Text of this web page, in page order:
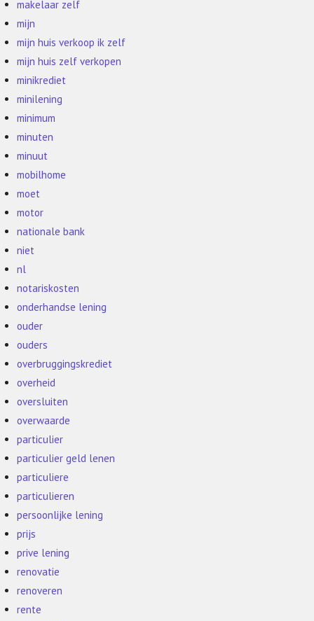
makelaar zelf
mijn
mijn huis verkoop ik zelf
mijn huis zelf verkopen
minikrediet
minilening
minimum
minuten
minuut
mobilhome
moet
motor
nationale bank
niet
nl
notariskosten
onderhandse lening
ouder
ouders
overbruggingskrediet
overheid
oversluiten
overwaarde
particulier
particulier geld lenen
particuliere
particulieren
persoonlijke lening
prijs
prive lening
renovatie
renoveren
rente